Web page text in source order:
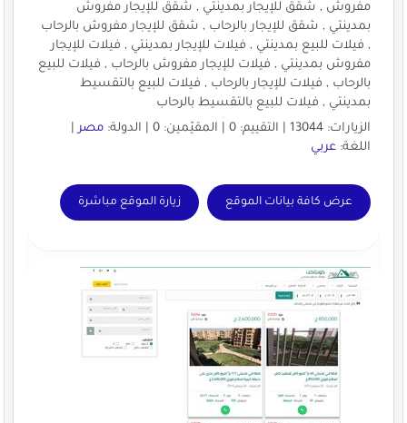
مفروش , شقق للإيجار بمدينتي , شقق للإيجار مفروش
بمدينتي , شقق للإيجار بالرحاب , شقق للإيجار مفروش بالرحاب
, فيلات للبيع بمدينتي , فيلات للإيجار بمدينتي , فيلات للإيجار
مفروش بمدينتي , فيلات للإيجار مفروش بالرحاب , فيلات للبيع
بالرحاب , فيلات للإيجار بالرحاب , فيلات للبيع بالتقسيط
بمدينتي , فيلات للبيع بالتقسيط بالرحاب
الزيارات: 13044 | التقييم: 0 | المقيّمين: 0 | الدولة:
مصر|
اللغة: عربي
عرض كافة بيانات الموقع زيارة الموقع مباشرة